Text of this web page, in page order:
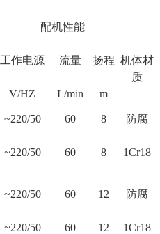
配机性能
工作电源 流量 扬程 机体材
质
V/HZ L/min m
~220/50 60 8 防腐
~220/50 60 8 1Cr18
~220/50 60 12 防腐
~220/50 60 12 1Cr18